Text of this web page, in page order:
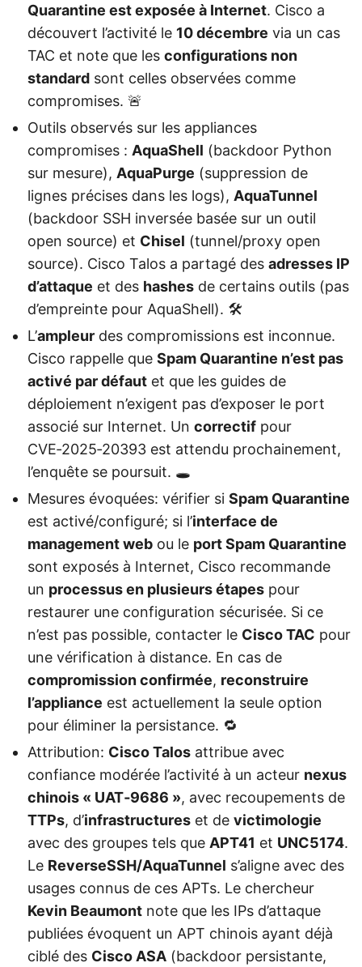
Quarantine est exposée à Internet. Cisco a
découvert l’activité le 10 décembre via un cas
TAC et note que les configurations non
standard sont celles observées comme
compromises. 🚨
Outils observés sur les appliances
compromises : AquaShell (backdoor Python
sur mesure), AquaPurge (suppression de
lignes précises dans les logs), AquaTunnel
(backdoor SSH inversée basée sur un outil
open source) et Chisel (tunnel/proxy open
source). Cisco Talos a partagé des adresses IP
d’attaque et des hashes de certains outils (pas
d’empreinte pour AquaShell). 🛠️
L’ampleur des compromissions est inconnue.
Cisco rappelle que Spam Quarantine n’est pas
activé par défaut et que les guides de
déploiement n’exigent pas d’exposer le port
associé sur Internet. Un correctif pour
CVE‑2025‑20393 est attendu prochainement,
l’enquête se poursuit. 🕳️
Mesures évoquées: vérifier si Spam Quarantine
est activé/configuré; si l’interface de
management web ou le port Spam Quarantine
sont exposés à Internet, Cisco recommande
un processus en plusieurs étapes pour
restaurer une configuration sécurisée. Si ce
n’est pas possible, contacter le Cisco TAC pour
une vérification à distance. En cas de
compromission confirmée, reconstruire
l’appliance est actuellement la seule option
pour éliminer la persistance. 🔁
Attribution: Cisco Talos attribue avec
confiance modérée l’activité à un acteur nexus
chinois « UAT‑9686 », avec recoupements de
TTPs, d’infrastructures et de victimologie
avec des groupes tels que APT41 et UNC5174.
Le ReverseSSH/AquaTunnel s’aligne avec des
usages connus de ces APTs. Le chercheur
Kevin Beaumont note que les IPs d’attaque
publiées évoquent un APT chinois ayant déjà
ciblé des Cisco ASA (backdoor persistante,